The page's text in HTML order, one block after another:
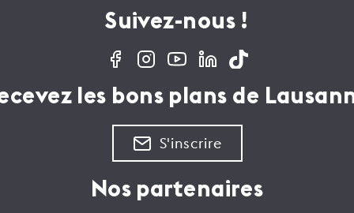
Suivez-nous !
les bons plans de
S'inscrire
Nos partenaires